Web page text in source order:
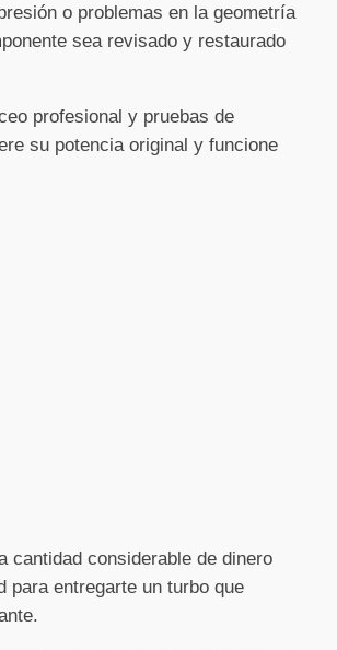
o problemas en la geometría
sea revisado y restaurado
profesional y pruebas de
su potencia original y funcione
cantidad considerable de dinero
para entregarte un turbo que